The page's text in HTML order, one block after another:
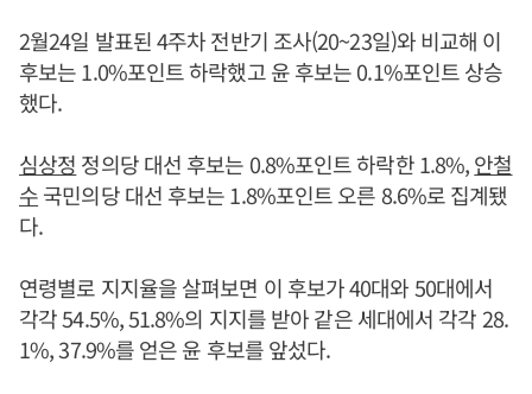
2월24일 발표된 4주차 전반기 조사(20~23일)와 비교해 이
후보는 1.0%포인트 하락했고 윤 후보는 0.1%포인트 상승
했다.
심상정 정의당 대선 후보는 0.8%포인트 하락한 1.8%,안철
수국민의당 대선 후보는 1.8%포인트 오른 8.6%로 집계됐
다.
연령별로 지지율을 살펴보면 이 후보가 40대와 50대에서
각각 54.5%, 51.8%의 지지를 받아 같은 세대에서 각각 28.
1%, 37.9%를 얻은 윤 후보를 앞섰다.